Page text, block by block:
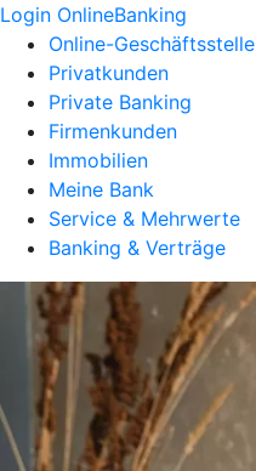
Login OnlineBanking
Online-Geschäftsstelle
Privatkunden
Private Banking
Firmenkunden
Immobilien
Meine Bank
Service & Mehrwerte
Banking & Verträge